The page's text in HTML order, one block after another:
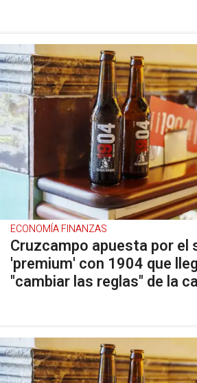
ECONOMÍA FINANZAS
Cruzcampo apuesta por el
'premium' con 1904 que
"cambiar las reglas" de la